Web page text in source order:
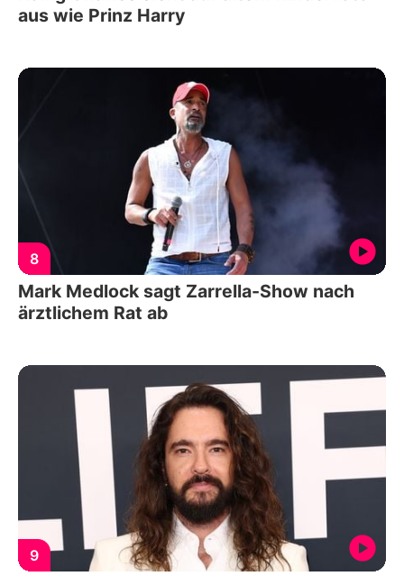
aus wie Prinz Harry
8
Mark Medlock sagt Zarrella-Show nach
ärztlichem Rat ab
9